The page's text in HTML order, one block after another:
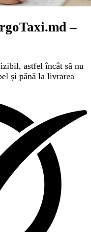
–
astfel încât să nu
și până la livrarea